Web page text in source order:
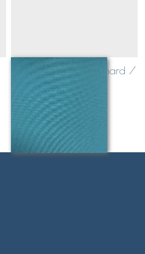
toile outdoor bleu canard /
paon
Sur demande